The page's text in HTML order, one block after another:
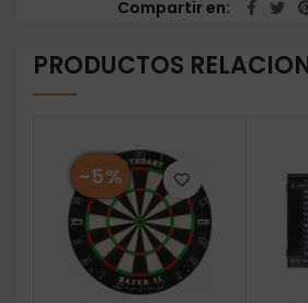
Compartir en
PRODUCTOS
-5%